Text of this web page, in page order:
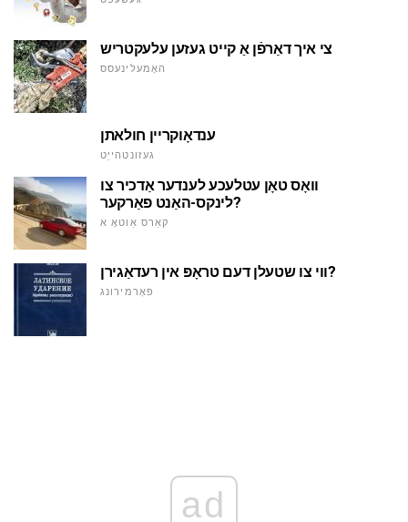
צי איך דאַרפֿן אַ קייט געזען עלעקטריש
האָמעלינעסס
ענדאָוקריין חולאתן
געזונטהייַט
וואָס טאָן עטלעכע לענדער אַדכיר צו
לינקס-האַנט פאַרקער?
קאַרס אַוטאָ א
ווי צו שטעלן דעם טראָפּ אין רעדאַגירן?
פאָרמירונג
ad